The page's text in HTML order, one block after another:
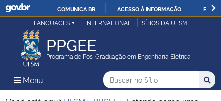
IR
COMUNICA BR ACESSO À INFORMAÇÃO
Ministério da Justiça e Segurança Pública
Ministério da Defesa
Ministério das Relações Exteriores
LANGUAGES INTERNATIONAL SÍTIOS DA UFSM
PPGEE
Programa de Pós-Graduação em Engenharia Elétrica
Menu Menu Principal do Sítio
Busca
Buscar no no Sítio
Busca: